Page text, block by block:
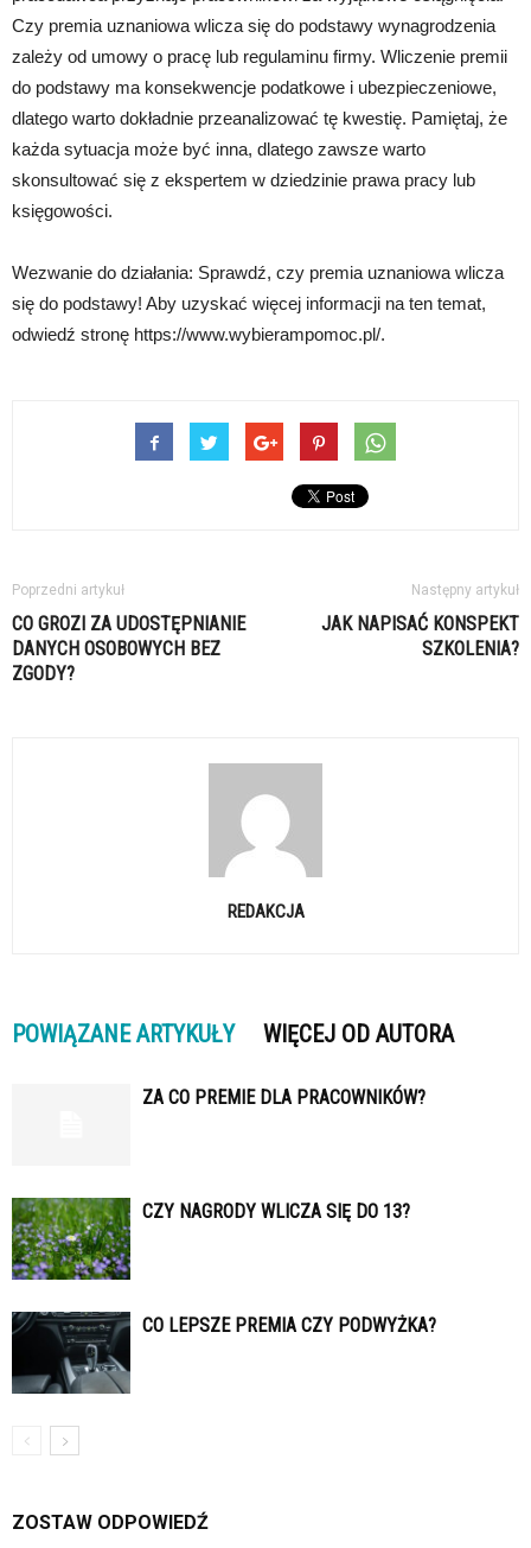
Czy premia uznaniowa wlicza się do podstawy wynagrodzenia
zależy od umowy o pracę lub regulaminu firmy. Wliczenie premii
do podstawy ma konsekwencje podatkowe i ubezpieczeniowe,
dlatego warto dokładnie przeanalizować tę kwestię. Pamiętaj, że
każda sytuacja może być inna, dlatego zawsze warto
skonsultować się z ekspertem w dziedzinie prawa pracy lub
księgowości.
Wezwanie do działania: Sprawdź, czy premia uznaniowa wlicza
się do podstawy! Aby uzyskać więcej informacji na ten temat,
odwiedź stronę https://www.wybierampomoc.pl/.
Poprzedni artykuł
CO GROZI ZA UDOSTĘPNIANIE
DANYCH OSOBOWYCH BEZ
ZGODY?
Następny artykuł
JAK NAPISAĆ KONSPEKT
SZKOLENIA?
REDAKCJA
POWIĄZANE ARTYKUŁY WIĘCEJ OD AUTORA
ZA CO PREMIE DLA PRACOWNIKÓW?
CZY NAGRODY WLICZA SIĘ DO 13?
CO LEPSZE PREMIA CZY PODWYŻKA?
ZOSTAW ODPOWIEDŹ